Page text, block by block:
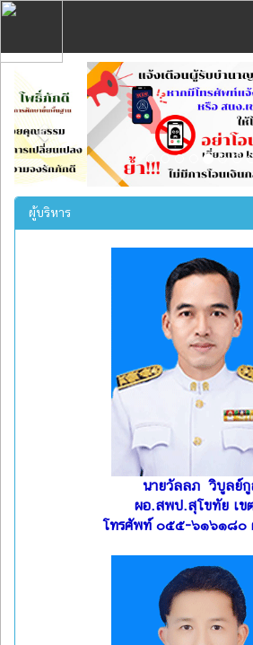
Previous
ผู้บริหาร
นายวัลลภ วิบูลย์
ผอ.สพป.สุโขทัย เข
โทรศัพท์ ๐๕๕-๖๑๖๑๘๐